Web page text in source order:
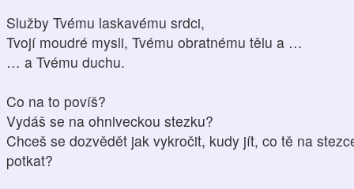
Služby Tvému laskavému srdci,
Tvojí moudré mysli, Tvému obratnému tělu a …
… a Tvému duchu.
Co na to povíš?
Vydáš se na ohniveckou stezku?
Chceš se dozvědět jak vykročit, kudy jít, co tě na
potkat?